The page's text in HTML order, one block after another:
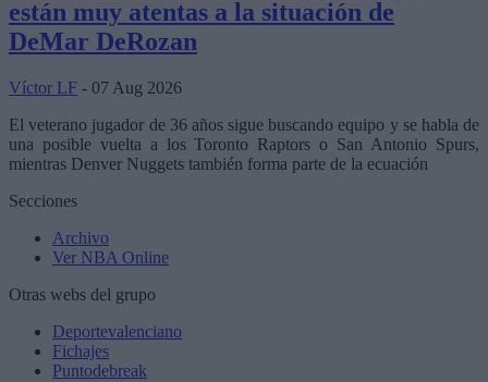
están muy atentas a la situación de
DeMar DeRozan
Víctor LF - 07 Aug 2026
El veterano jugador de 36 años sigue buscando equipo y se habla de
una posible vuelta a los Toronto Raptors o San Antonio Spurs,
mientras Denver Nuggets también forma parte de la ecuación
Secciones
Archivo
Ver NBA Online
Otras webs del grupo
Deportevalenciano
Fichajes
Puntodebreak